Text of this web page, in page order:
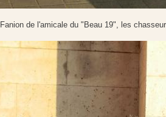
Fanion de l'amicale du "Beau 19", les